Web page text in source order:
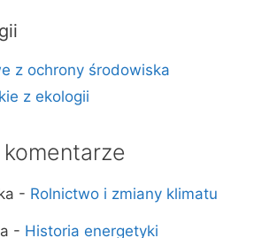
z ochrony środowiska
z ekologii
- Rolnictwo i zmiany klimatu
- Historia energetyki